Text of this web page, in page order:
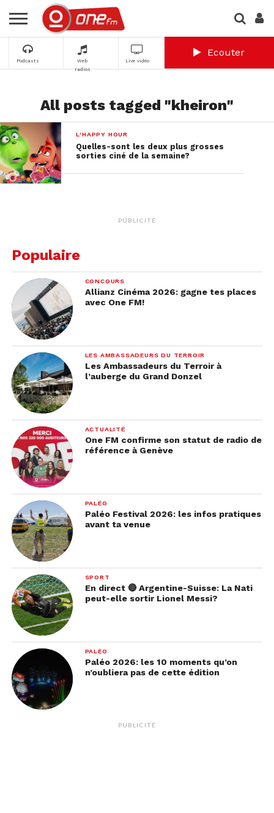
Podcasts
Web
radios
Live vidéo
Ecouter
All posts tagged "kheiron"
L'HAPPY HOUR
Quelles-sont les deux plus grosses
sorties ciné de la semaine?
PUBLICITÉ
Populaire
CONCOURS
Allianz Cinéma 2026: gagne tes places
avec One FM!
LES AMBASSADEURS DU TERROIR
Les Ambassadeurs du Terroir à
l’auberge du Grand Donzel
ACTUALITÉ
One FM confirme son statut de radio de
référence à Genève
PALÉO
Paléo Festival 2026: les infos pratiques
avant ta venue
SPORT
En direct 🔴 Argentine-Suisse: La Nati
peut-elle sortir Lionel Messi?
PALÉO
Paléo 2026: les 10 moments qu’on
n’oubliera pas de cette édition
PUBLICITÉ